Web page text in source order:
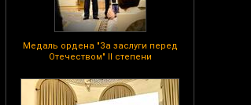
Медаль ордена "За заслуги перед
Отечеством" II степени